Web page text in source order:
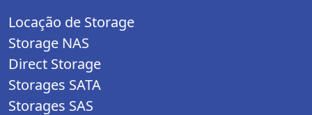
Locação de Storage
Storage NAS
Direct Storage
Storages SATA
Storages SAS